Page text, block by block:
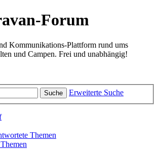
Forum
Kommunikations-Plattform rund ums
und Campen. Frei und unabhängig!
Suche Erweiterte Suche
Themen